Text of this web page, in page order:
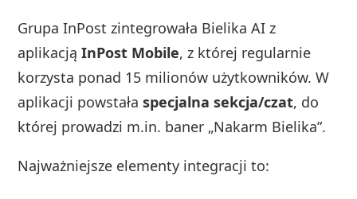
Grupa InPost zintegrowała Bielika AI z
aplikacjąInPost Mobile, z której regularnie
korzysta ponad 15 milionów użytkowników. W
aplikacji powstałaspecjalna sekcja/czat, do
której prowadzi m.in. baner „Nakarm Bielika”.
Najważniejsze elementy integracji to: